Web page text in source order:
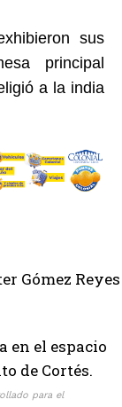
sus
principal
a la india
para el